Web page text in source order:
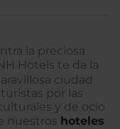
la preciosa
Hotels te da la
ciudad
por las
y de ocio
nuestros hoteles